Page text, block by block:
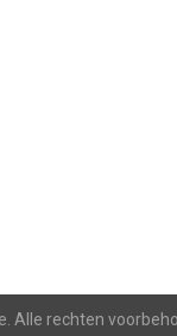
Alle rechten